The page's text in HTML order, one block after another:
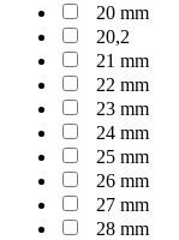
20 mm
20,2
21 mm
22 mm
23 mm
24 mm
25 mm
26 mm
27 mm
28 mm